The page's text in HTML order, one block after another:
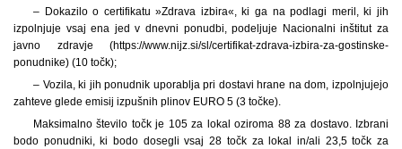
– Dokazilo o certifikatu »Zdrava izbira«, ki ga na podlagi meril, ki jih
izpolnjuje vsaj ena jed v dnevni ponudbi, podeljuje Nacionalni inštitut za
javno zdravje (https://www.nijz.si/sl/certifikat-zdrava-izbira-za-gostinske-
ponudnike) (10 točk);
– Vozila, ki jih ponudnik uporablja pri dostavi hrane na dom, izpolnjujejo
zahteve glede emisij izpušnih plinov EURO 5 (3 točke).
Maksimalno število točk je 105 za lokal oziroma 88 za dostavo. Izbrani
bodo ponudniki, ki bodo dosegli vsaj 28 točk za lokal in/ali 23,5 točk za